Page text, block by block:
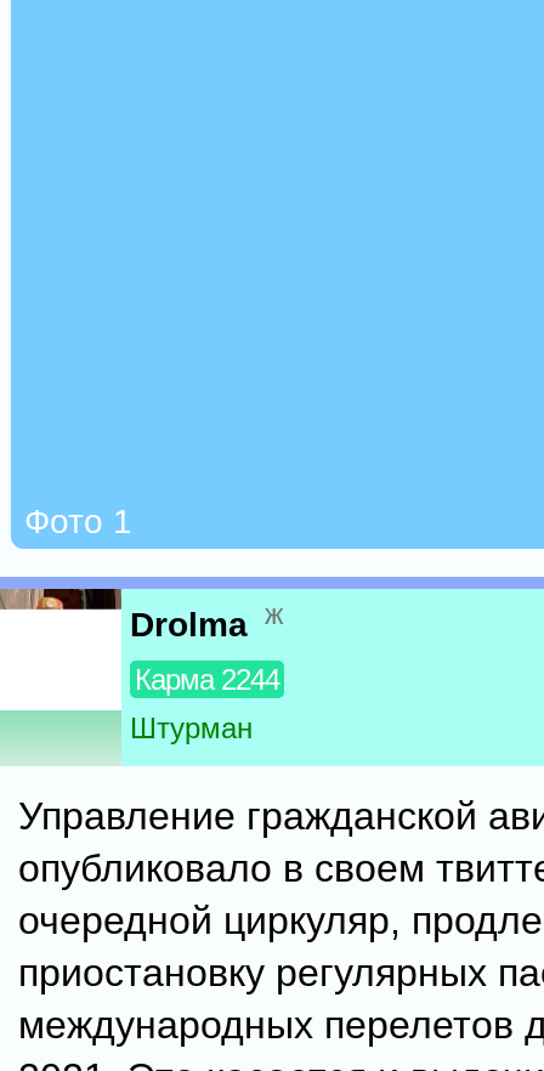
Фото 1
Drolma ж
Карма 2244
Штурман
Управление гражданской
опубликовало в своем
очередной циркуляр,
приостановку регулярных
международных перелетов